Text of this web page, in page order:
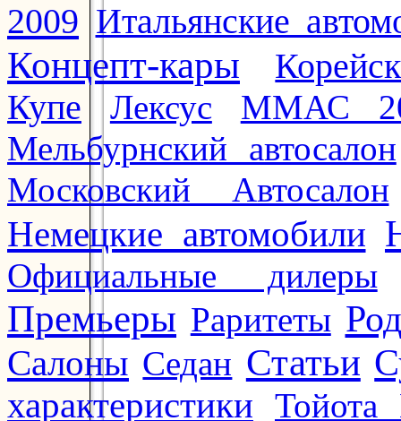
2009 Итальянские
Концепт-кары
Купе
Лексус ММАС
Мельбурнский автосалон
Московский Автосалон
Немецкие автомобили
Официальные дилеры
Премьеры Раритеты
Салоны Седан Статьи
характеристики Тойота